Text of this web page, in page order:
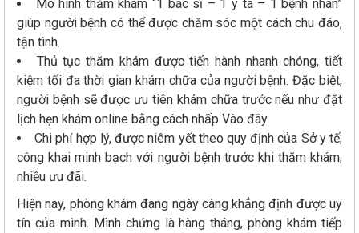
Mô hình thăm khám “1 bác sĩ – 1 y tá – 1 bệnh nhân”
giúp người bệnh có thể được chăm sóc một cách chu đáo,
tận tình.
Thủ tục thăm khám được tiến hành nhanh chóng, tiết
kiệm tối đa thời gian khám chữa của người bệnh. Đặc biệt,
người bệnh sẽ được ưu tiên khám chữa trước nếu như đặt
lịch hẹn khám online bằng cách nhấp Vào đây.
Chi phí hợp lý, được niêm yết theo quy định của Sở y tế;
công khai minh bạch với người bệnh trước khi thăm khám;
nhiều ưu đãi.
Hiện nay, phòng khám đang ngày càng khẳng định được uy
tín của mình. Mình chứng là hàng tháng, phòng khám tiếp